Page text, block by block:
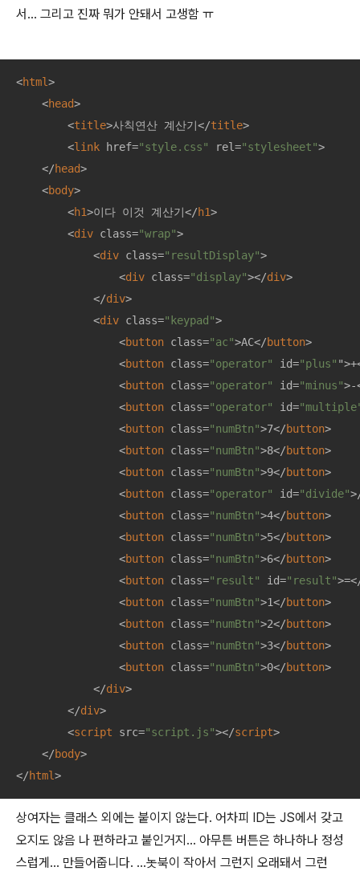
서... 그리고 진짜 뭐가 안돼서 고생함 ㅠ
<html>
<head>
<title>사칙연산 계산기</title>
<link href="style.css" rel="stylesheet">
</head>
<body>
<h1>이다 이것 계산기</h1>
<div class="wrap">
<div class="resultDisplay">
<div class="display"></div>
</div>
<div class="keypad">
<button class="ac">AC</button>
<button class="operator" id="plus" ">+
<button class="operator" id="minus">-
<button class="operator" id=
<button class="numBtn">7</button>
<button class="numBtn">8</button>
<button class="numBtn">9</button>
<button class="operator" id="divide">
<button class="numBtn">4</button>
<button class="numBtn">5</button>
<button class="numBtn">6</button>
<button class="result" id="result">=
<button class="numBtn">1</button>
<button class="numBtn">2</button>
<button class="numBtn">3</button>
<button class="numBtn">0</button>
</div>
</div>
<script src="script.js"></script>
</body>
</html>
상여자는 클래스 외에는 붙이지 않는다. 어차피 ID는 JS에서 갖고
오지도 않음 나 편하라고 붙인거지… 아무튼 버튼은 하나하나 정성
스럽게… 만들어줍니다. …놋북이 작아서 그런지 오래돼서 그런